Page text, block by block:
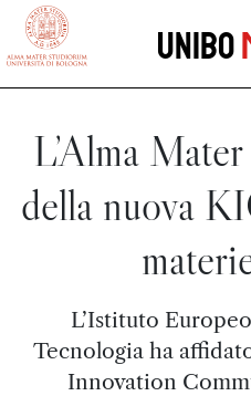
vai al contenuto della pagina
Unibo
L’Alma
della nuova
L’Istituto
Tecnologia ha
Innovation